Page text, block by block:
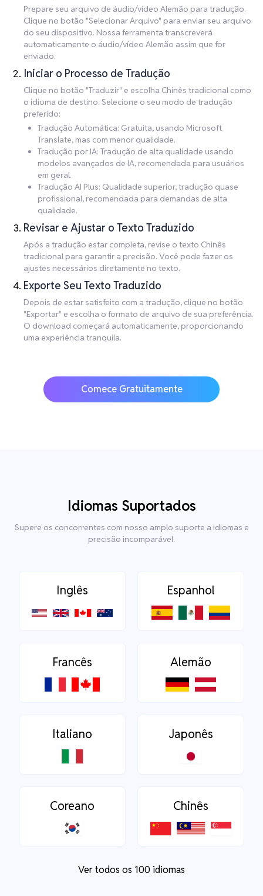
Prepare seu arquivo de áudio/vídeo Alemão para tradução.
Clique no botão "Selecionar Arquivo" para enviar seu arquivo
do seu dispositivo. Nossa ferramenta transcreverá
automaticamente o áudio/vídeo Alemão assim que for
enviado.
Iniciar o Processo de Tradução
Clique no botão "Traduzir" e escolha Chinês tradicional como
o idioma de destino. Selecione o seu modo de tradução
preferido:
Tradução Automática: Gratuita, usando Microsoft
Translate, mas com menor qualidade.
Tradução por IA: Tradução de alta qualidade usando
modelos avançados de IA, recomendada para usuários
em geral.
Tradução AI Plus: Qualidade superior, tradução quase
profissional, recomendada para demandas de alta
qualidade.
Revisar e Ajustar o Texto Traduzido
Após a tradução estar completa, revise o texto Chinês
tradicional para garantir a precisão. Você pode fazer os
ajustes necessários diretamente no texto.
Exporte Seu Texto Traduzido
Depois de estar satisfeito com a tradução, clique no botão
"Exportar" e escolha o formato de arquivo de sua preferência.
O download começará automaticamente, proporcionando
uma experiência tranquila.
Comece Gratuitamente
Idiomas Suportados
Supere os concorrentes com nosso amplo suporte a idiomas e
precisão incomparável.
Inglês Espanhol
Francês Alemão
Italiano Japonês
Coreano Chinês
Ver todos os 100 idiomas